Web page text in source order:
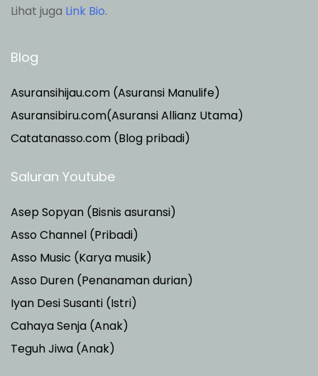
Lihat juga Link Bio.
Blog
Asuransihijau.com (Asuransi Manulife)
Asuransibiru.com(Asuransi Allianz Utama)
Catatanasso.com (Blog pribadi)
Saluran Youtube
Asep Sopyan (Bisnis asuransi)
Asso Channel (Pribadi)
Asso Music (Karya musik)
Asso Duren (Penanaman durian)
Iyan Desi Susanti (Istri)
Cahaya Senja (Anak)
Teguh Jiwa (Anak)